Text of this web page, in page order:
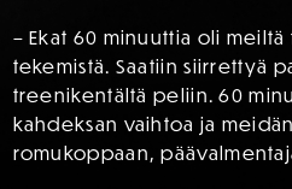
– Ekat 60 minuuttia oli
tekemistä. Saatiin siirrettyä
treenikentältä peliin. 60
kahdeksan vaihtoa ja
romukoppaan,